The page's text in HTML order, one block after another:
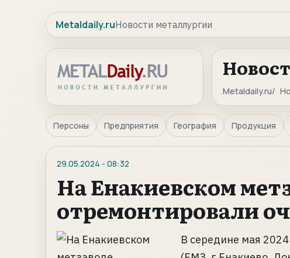
Metaldaily.ruНовости металлургии
Metaldaily.ru
Персоны Предприятия География Продукция
29.05.2024 - 08:32
На Енакиевском
отремонтировали
В середине мая